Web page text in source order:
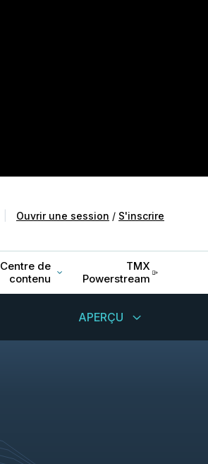
Ouvrir une session / S'inscrire
Centre de
contenu
TMX
Powerstream
APERÇU